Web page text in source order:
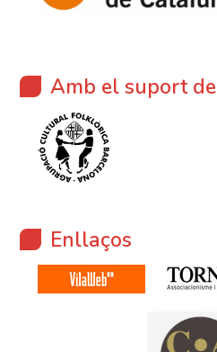
Amb el suport de
Enllaços